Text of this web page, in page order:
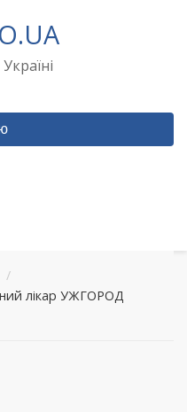
Україні
/
лікар УЖГОРОД